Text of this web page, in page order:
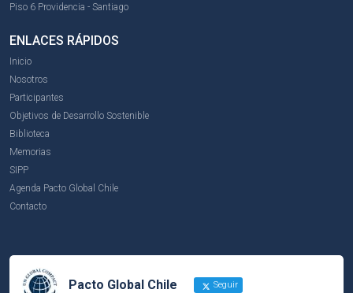
Piso 6 Providencia - Santiago
ENLACES RÁPIDOS
Inicio
Nosotros
Participantes
Objetivos de Desarrollo Sostenible
Biblioteca
Memorias
SIPP
Agenda Pacto Global Chile
Contacto
Pacto Global Chile Seguir